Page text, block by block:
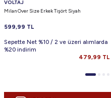
VOLTAJ
Milan Over Size Erkek Tişört Siyah
599,99 TL
Sepette Net %10 / 2 ve üzeri alımlarda
%20 indirim
479,99 TL